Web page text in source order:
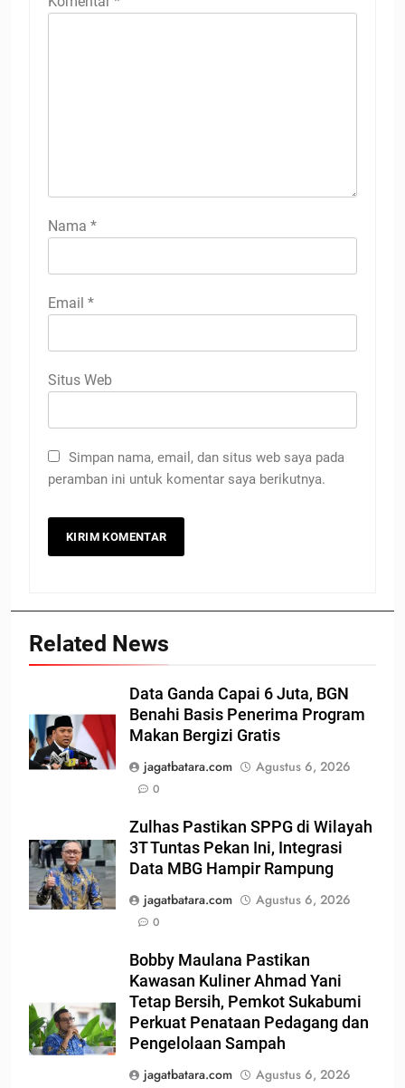
Nama *
Email *
Situs Web
Simpan nama, email, dan situs web saya pada
peramban ini untuk komentar saya berikutnya.
Related News
Data Ganda Capai 6 Juta, BGN
Benahi Basis Penerima Program
Makan Bergizi Gratis
jagatbatara.com
Agustus 6, 2026
0
Zulhas Pastikan SPPG di Wilayah
3T Tuntas Pekan Ini, Integrasi
Data MBG Hampir Rampung
jagatbatara.com
Agustus 6, 2026
0
Bobby Maulana Pastikan
Kawasan Kuliner Ahmad Yani
Tetap Bersih, Pemkot Sukabumi
Perkuat Penataan Pedagang dan
Pengelolaan Sampah
jagatbatara.com
Agustus 6, 2026